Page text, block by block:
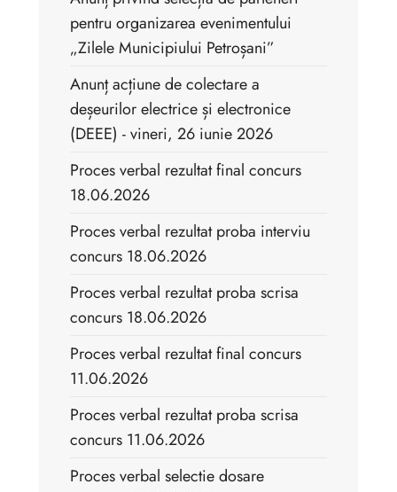
pentru organizarea evenimentului
„Zilele Municipiului Petroșani”
Anunț acțiune de colectare a
deșeurilor electrice și electronice
(DEEE) - vineri, 26 iunie 2026
Proces verbal rezultat final concurs
18.06.2026
Proces verbal rezultat proba interviu
concurs 18.06.2026
Proces verbal rezultat proba scrisa
concurs 18.06.2026
Proces verbal rezultat final concurs
11.06.2026
Proces verbal rezultat proba scrisa
concurs 11.06.2026
Proces verbal selectie dosare